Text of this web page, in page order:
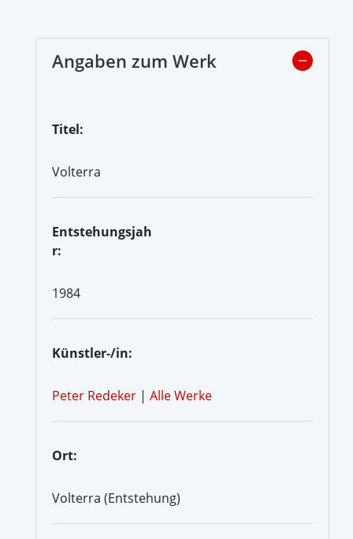
Angaben zum Werk
Titel:
Volterra
Entstehungsjah
r:
1984
Künstler-/in:
Peter Redeker | Alle Werke
Ort:
Volterra (Entstehung)